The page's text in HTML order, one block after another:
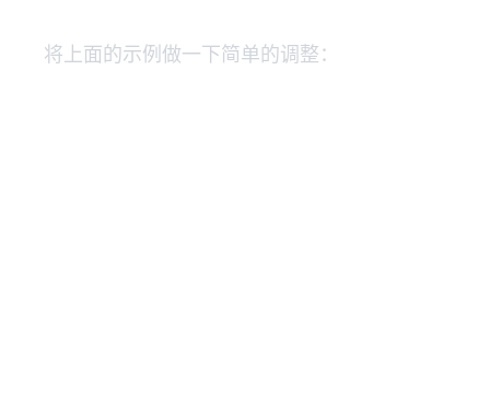
将上面的示例做一下简单的调整：